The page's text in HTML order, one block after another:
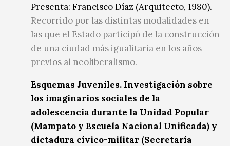
Presenta: Francisco Díaz (Arquitecto, 1980).
Recorrido por las distintas modalidades en
las que el Estado participó de la construcción
de una ciudad más igualitaria en los años
previos al neoliberalismo.
Esquemas Juveniles. Investigación sobre
los imaginarios sociales de la
adolescencia durante la Unidad Popular
(Mampato y Escuela Nacional Unificada) y
dictadura cívico-militar (Secretaría